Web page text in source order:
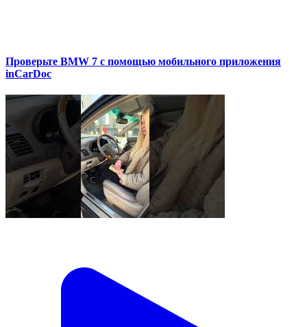
Проверьте BMW 7 с помощью мобильного приложения
inCarDoc